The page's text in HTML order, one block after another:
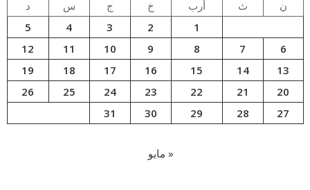
ن
ث أرب خ ج س
د
1
2
3
4
5
6
7
8
9
10
11
12
13
14
15
16
17
18
19
20
21
22
23
24
25
26
27
28
29
30
31
« مايو